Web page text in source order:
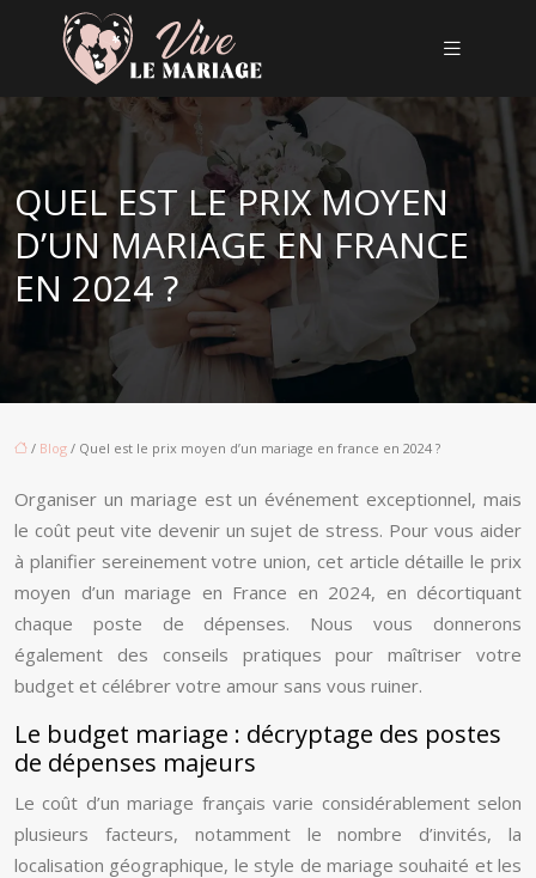
QUEL EST LE PRIX MOYEN
D’UN MARIAGE EN FRANCE
EN 2024 ?
/ Blog / Quel est le prix moyen d’un mariage en france en 2024 ?
Organiser un mariage est un événement exceptionnel, mais
le coût peut vite devenir un sujet de stress. Pour vous aider
à planifier sereinement votre union, cet article détaille le prix
moyen d’un mariage en France en 2024, en décortiquant
chaque poste de dépenses. Nous vous donnerons
également des conseils pratiques pour maîtriser votre
budget et célébrer votre amour sans vous ruiner.
Le budget mariage : décryptage des postes
de dépenses majeurs
Le coût d’un mariage français varie considérablement selon
plusieurs facteurs, notamment le nombre d’invités, la
localisation géographique, le style de mariage souhaité et les